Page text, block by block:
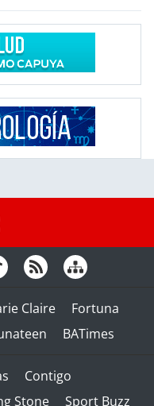
Claire
Fortuna
BATimes
Contigo
Stone Sport Buzz